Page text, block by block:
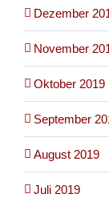
Dezember
November
Oktober 2019
September
August 2019
Juli 2019